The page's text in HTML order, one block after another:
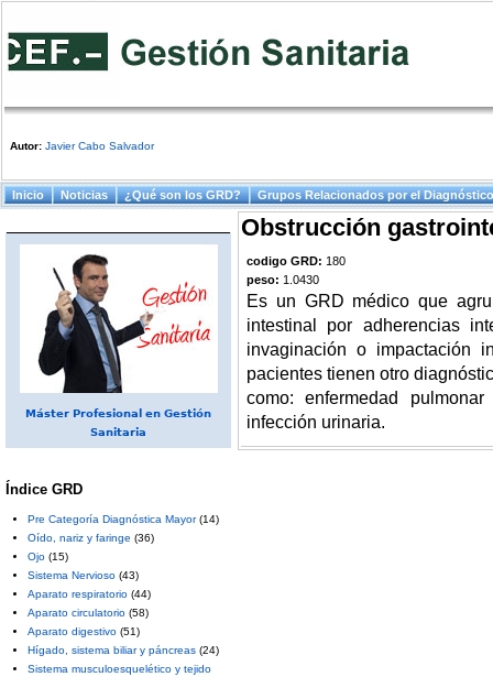
Autor: Javier Cabo Salvador
Obstrucción
codigo GRD: 180
peso: 1.0430
Es un GRD médico que
intestinal por adherencias
invaginación o impactación
pacientes tienen otro
como: enfermedad
infección urinaria.
Menú principal
Inicio Noticias ¿Qué son los GRD? Grupos Relacionados por el Diagnóstico
Máster Profesional en Gestión
Sanitaria
Índice GRD
Pre Categoría Diagnóstica Mayor(14)
Oído, nariz y faringe (36)
Ojo (15)
Sistema Nervioso (43)
Aparato respiratorio (44)
Aparato circulatorio (58)
Aparato digestivo (51)
Hígado, sistema biliar y páncreas (24)
Sistema musculoesquelético y tejido